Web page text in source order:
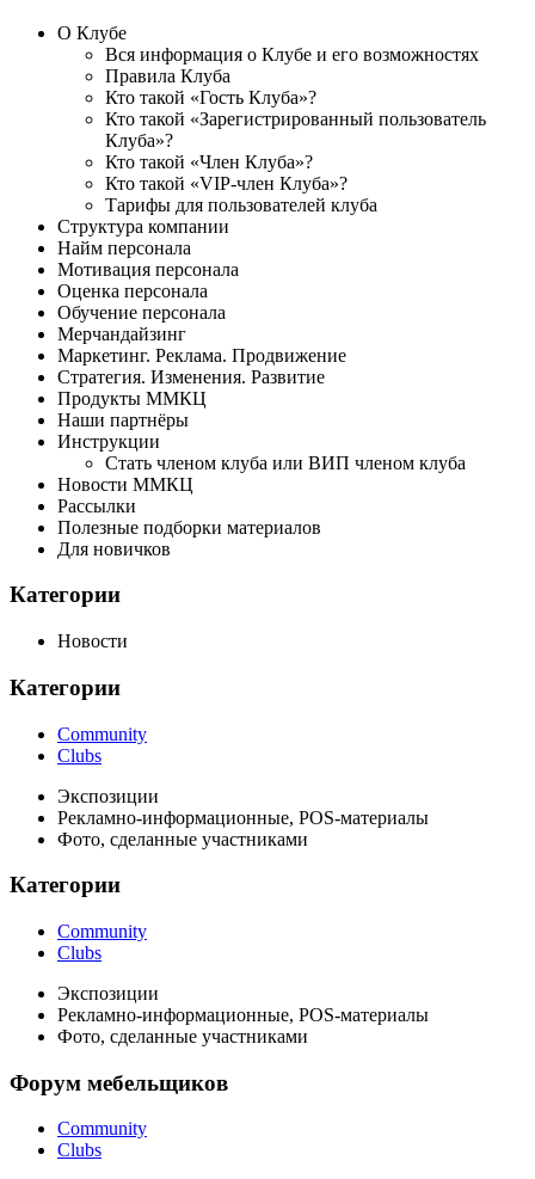
О Клубе
Вся информация о Клубе и его возможностях
Правила Клуба
Кто такой «Гость Клуба»?
Кто такой «Зарегистрированный пользователь
Клуба»?
Кто такой «Член Клуба»?
Кто такой «VIP-член Клуба»?
Тарифы для пользователей клуба
Структура компании
Найм персонала
Мотивация персонала
Оценка персонала
Обучение персонала
Мерчандайзинг
Маркетинг. Реклама. Продвижение
Стратегия. Изменения. Развитие
Продукты ММКЦ
Наши партнёры
Инструкции
Стать членом клуба или ВИП членом клуба
Новости ММКЦ
Рассылки
Полезные подборки материалов
Для новичков
Категории
Новости
Категории
Community
Clubs
Экспозиции
Рекламно-информационные, POS-материалы
Фото, сделанные участниками
Категории
Community
Clubs
Экспозиции
Рекламно-информационные, POS-материалы
Фото, сделанные участниками
Форум мебельщиков
Community
Clubs